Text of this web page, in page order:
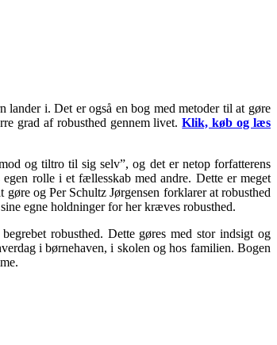
lander i. Det er også en bog med metoder til at gøre
grad af robusthed gennem livet.Klik, køb og læs
og tiltro til sig selv”, og det er netop forfatterens
rolle i et fællesskab med andre. Dette er meget
og Per Schultz Jørgensen forklarer at robusthed
egne holdninger for her kræves robusthed.
robusthed. Dette gøres med stor indsigt og
i børnehaven, i skolen og hos familien. Bogen